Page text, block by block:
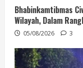
Bhabinkamtibmas
Wilayah, Dalam
05/08/2026 3